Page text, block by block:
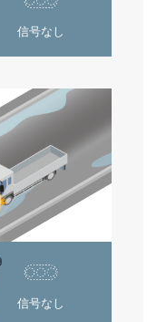
信号なし
信号なし